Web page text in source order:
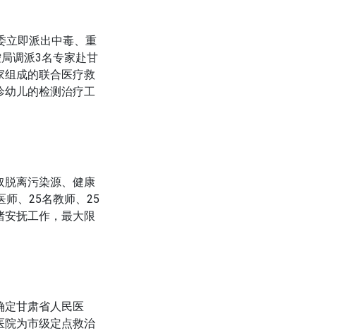
立即派出中毒、重
调派3名专家赴甘
组成的联合医疗救
幼儿的检测治疗工
脱离污染源、健康
师、25名教师、25
安抚工作，最大限
定甘肃省人民医
院为市级定点救治